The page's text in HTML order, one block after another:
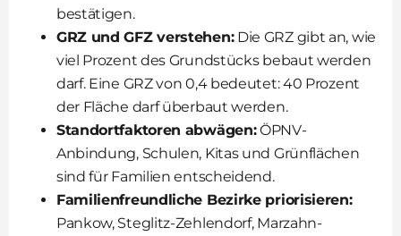
bestätigen.
GRZ und GFZ verstehen:Die GRZ gibt an, wie
viel Prozent des Grundstücks bebaut werden
darf. Eine GRZ von 0,4 bedeutet: 40 Prozent
der Fläche darf überbaut werden.
Standortfaktoren abwägen:ÖPNV-
Anbindung, Schulen, Kitas und Grünflächen
sind für Familien entscheidend.
Familienfreundliche Bezirke priorisieren:
Pankow, Steglitz-Zehlendorf, Marzahn-